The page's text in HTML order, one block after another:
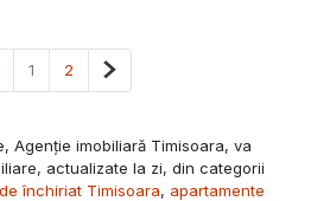
Pagina anterioară
1 2 Pagina următoare
Agenție imobiliară Timisoara, va
actualizate la zi, din categorii
închiriat Timisoara, apartamente